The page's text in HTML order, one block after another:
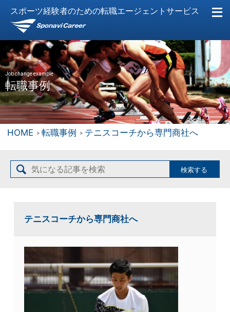
スポーツ経験者のための転職エージェントサービス
Job change example
転職事例
HOME 転職事例 テニスコーチから専門商社へ
テニスコーチから専門商社へ